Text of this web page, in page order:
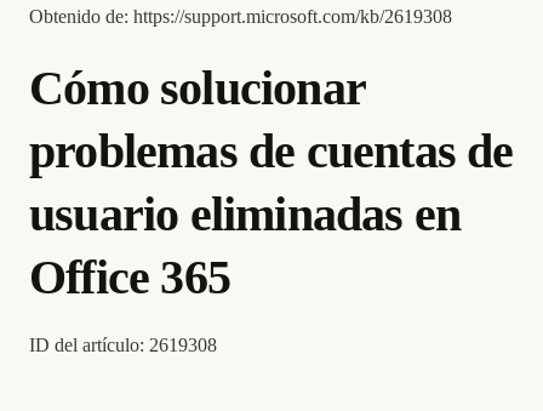
Obtenido de: https://support.microsoft.com/kb/2619308
Cómo solucionar
problemas de cuentas de
usuario eliminadas en
Office 365
ID del artículo: 2619308